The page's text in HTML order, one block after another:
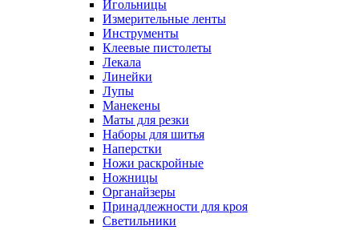
Игольницы
Измерительные ленты
Инструменты
Клеевые пистолеты
Лекала
Линейки
Лупы
Манекены
Маты для резки
Наборы для шитья
Наперстки
Ножи раскройные
Ножницы
Органайзеры
Принадлежности для кроя
Светильники